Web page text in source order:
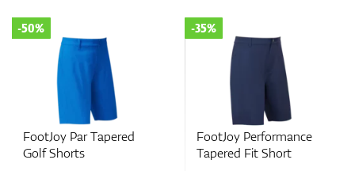
FootJoy Performance
Tapered Fit Short
-35%
FootJoy Performance
Tapered Fit Short
-35%